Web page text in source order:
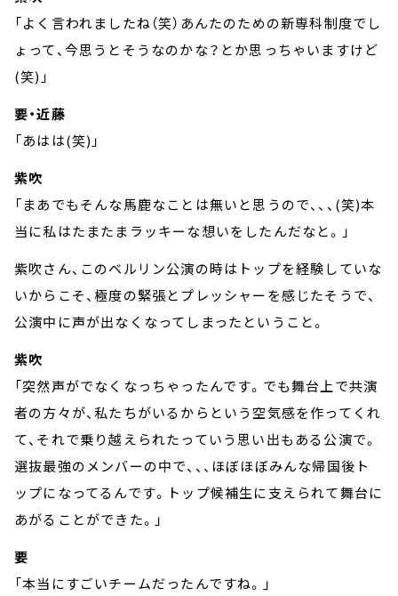
「よく言われましたね（笑）あんたのための新専科制度でし
ょって、今思うとそうなのかな？とか思っちゃいますけど
(笑)」
要・近藤
「あはは(笑)」
紫吹
「まあでもそんな馬鹿なことは無いと思うので、、、(笑)本
当に私はたまたまラッキーな想いをしたんだなと。」
紫吹さん、このベルリン公演の時はトップを経験していな
いからこそ、極度の緊張とプレッシャーを感じたそうで、
公演中に声が出なくなってしまったということ。
紫吹
「突然声がでなくなっちゃったんです。でも舞台上で共演
者の方々が、私たちがいるからという空気感を作ってくれ
て、それで乗り越えられたっていう思い出もある公演で。
選抜最強のメンバーの中で、、、ほぼほぼみんな帰国後ト
ップになってるんです。トップ候補生に支えられて舞台に
あがることができた。」
要
「本当にすごいチームだったんですね。」